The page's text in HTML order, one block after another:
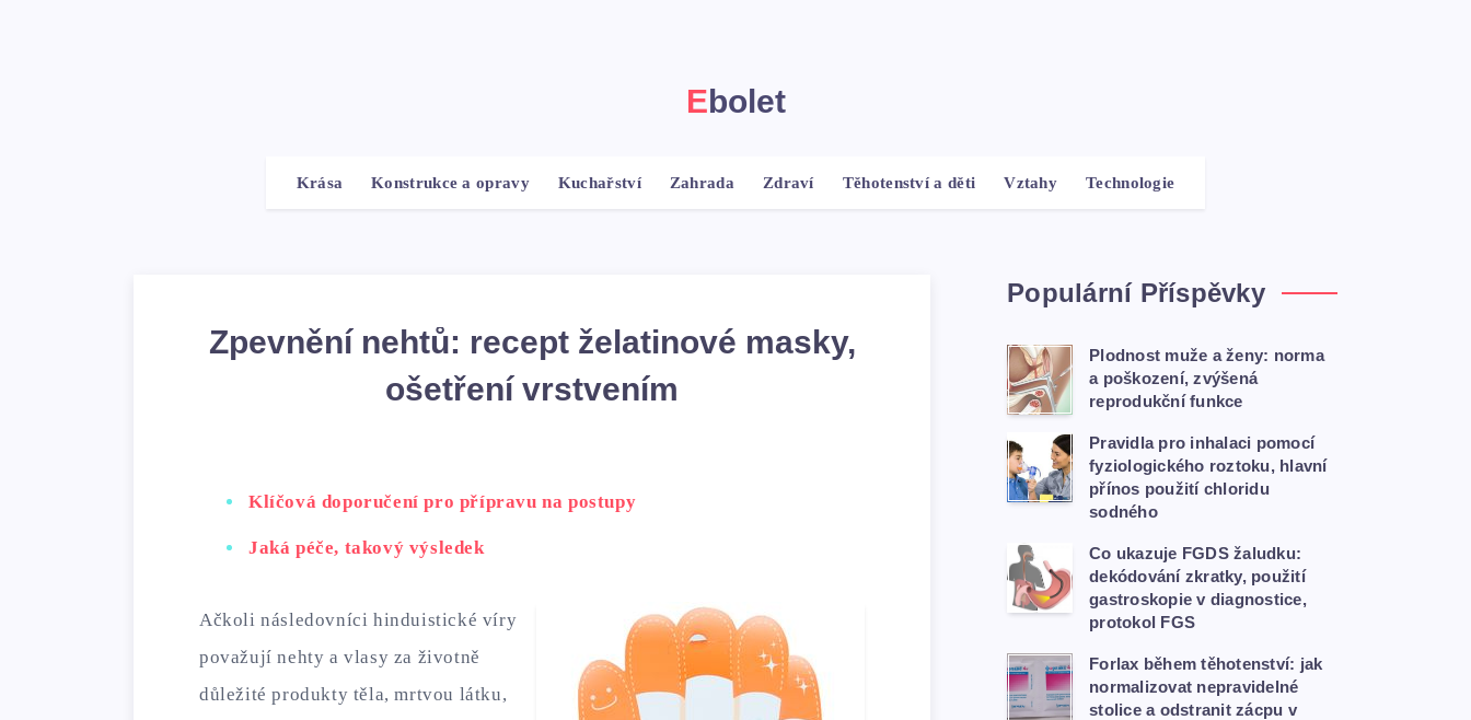
Ebolet
Krása Konstrukce a opravy Kuchařství Zahrada Zdraví Těhotenství a děti Vztahy Technologie
Zpevnění nehtů: recept želatinové masky,
ošetření vrstvením
Klíčová doporučení pro přípravu na postupy
Jaká péče, takový výsledek
Ačkoli následovníci hinduistické víry
považují nehty a vlasy za životně
důležité produkty těla, mrtvou látku,
Populární Příspěvky
Plodnost muže a ženy: norma
a poškození, zvýšená
reprodukční funkce
Pravidla pro inhalaci pomocí
fyziologického roztoku, hlavní
přínos použití chloridu
sodného
Co ukazuje FGDS žaludku:
dekódování zkratky, použití
gastroskopie v diagnostice,
protokol FGS
Forlax během těhotenství: jak
normalizovat nepravidelné
stolice a odstranit zácpu v